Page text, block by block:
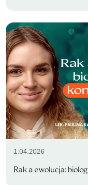
1.04.2026
Rak a ewolucja: